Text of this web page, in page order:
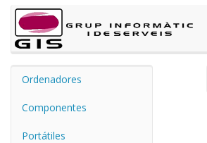
Ordenadores
Componentes
Portátiles